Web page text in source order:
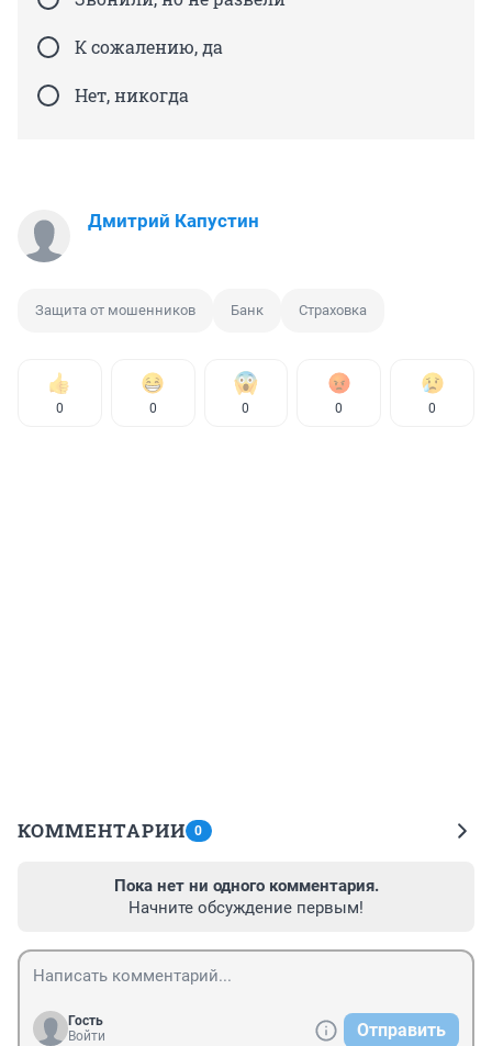
К сожалению, да
Нет, никогда
Дмитрий Капустин
Защита от мошенников Банк Страховка
0 0 0 0 0
КОММЕНТАРИИ 0
Пока нет ни одного комментария.
Начните обсуждение первым!
Гость
Войти
Отправить